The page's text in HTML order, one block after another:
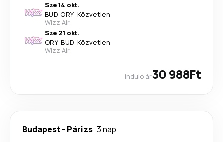
Sze 14 okt.
BUD-ORY· Közvetlen
Wizz Air
Sze 21 okt.
ORY-BUD· Közvetlen
Wizz Air
induló ár30 988Ft
Budapest- Párizs 3 nap